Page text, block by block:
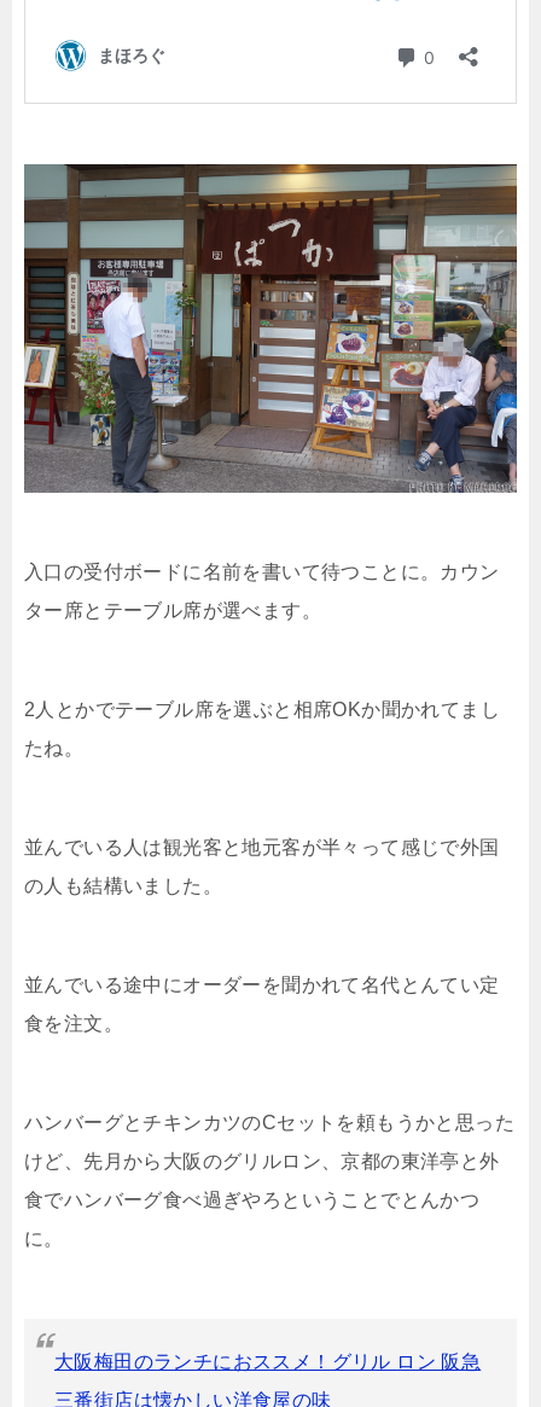
入口の受付ボードに名前を書いて待つことに。カウン
ター席とテーブル席が選べます。
2人とかでテーブル席を選ぶと相席OKか聞かれてまし
たね。
並んでいる人は観光客と地元客が半々って感じで外国
の人も結構いました。
並んでいる途中にオーダーを聞かれて名代とんてい定
食を注文。
ハンバーグとチキンカツのCセットを頼もうかと思った
けど、先月から大阪のグリルロン、京都の東洋亭と外
食でハンバーグ食べ過ぎやろということでとんかつ
に。
大阪梅田のランチにおススメ！グリル ロン 阪急
三番街店は懐かしい洋食屋の味